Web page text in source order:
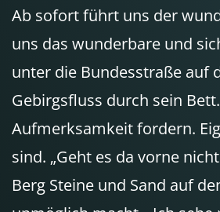
Ab sofort führt uns der
uns das wunderbare und
unter die Bundesstraße auf
Gebirgsfluss durch sein
Aufmerksamkeit fordern.
sind. „Geht es da vorne
Berg Steine und Sand auf